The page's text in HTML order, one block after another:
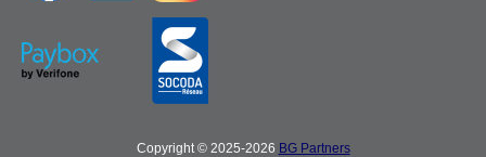
Copyright © 2025-2026 BG Partners